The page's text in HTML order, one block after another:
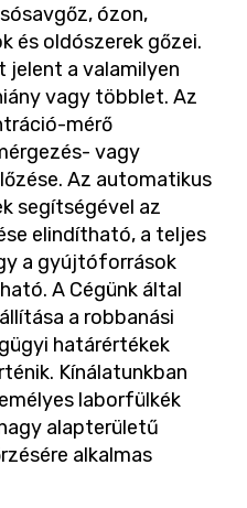
ózon,
és oldószerek gőzei.
jelent a valamilyen
vagy többlet. Az
mérő
vagy
Az automatikus
segítségével az
elindítható, a teljes
a gyújtóforrások
A Cégünk által
a robbanási
határértékek
Kínálatunkban
laborfülkék
alapterületű
alkalmas